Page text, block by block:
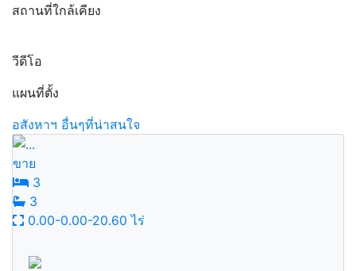
สถานที่ใกล้เคียง
วีดีโอ
แผนที่ตั้ง
อสังหาฯ อื่นๆที่น่าสนใจ
ขาย
3
3
0.00-0.00-20.60 ไร่